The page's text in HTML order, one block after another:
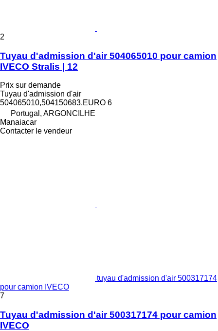
2
Tuyau d'admission d'air 504065010 pour camion
IVECO Stralis | 12
Prix sur demande
Tuyau d'admission d'air
504065010,504150683,EURO 6
Portugal, ARGONCILHE
Manaiacar
Contacter le vendeur
tuyau d'admission d'air 500317174
pour camion IVECO
7
Tuyau d'admission d'air 500317174 pour camion
IVECO